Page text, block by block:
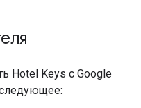
Hotel Keys с Google